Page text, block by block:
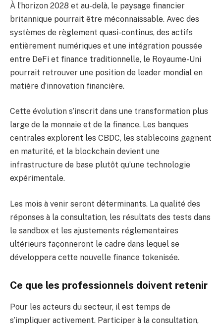
À l’horizon 2028 et au-delà, le paysage financier
britannique pourrait être méconnaissable. Avec des
systèmes de règlement quasi-continus, des actifs
entièrement numériques et une intégration poussée
entre DeFi et finance traditionnelle, le Royaume-Uni
pourrait retrouver une position de leader mondial en
matière d’innovation financière.
Cette évolution s’inscrit dans une transformation plus
large de la monnaie et de la finance. Les banques
centrales explorent les CBDC, les stablecoins gagnent
en maturité, et la blockchain devient une
infrastructure de base plutôt qu’une technologie
expérimentale.
Les mois à venir seront déterminants. La qualité des
réponses à la consultation, les résultats des tests dans
le sandbox et les ajustements réglementaires
ultérieurs façonneront le cadre dans lequel se
développera cette nouvelle finance tokenisée.
Ce que les professionnels doivent retenir
Pour les acteurs du secteur, il est temps de
s’impliquer activement. Participer à la consultation,